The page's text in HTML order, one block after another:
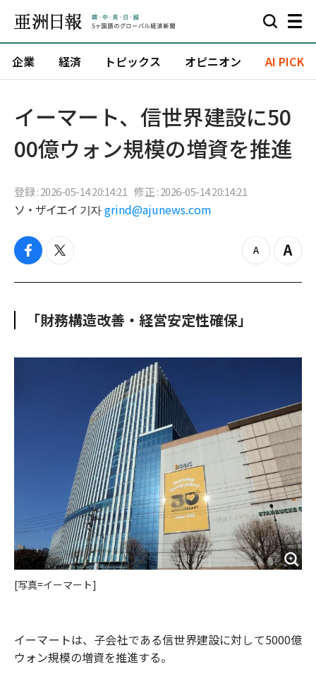
企業 経済 トピックス オピニオン AI PICK
イーマート、信世界建設に50
00億ウォン規模の増資を推進
登録 : 2026-05-14 20:14:21 修正 : 2026-05-14 20:14:21
ソ・ザイエイ 기자 grind@ajunews.com
f
c
t
i
e
z
o
Z
o
「財務構造改善・経営安定性確保」
[写真=イーマート]
イーマートは、子会社である信世界建設に対して5000億
ウォン規模の増資を推進する。